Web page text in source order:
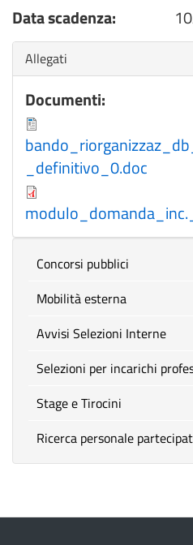
Data scadenza:
Nascondi
Allegati
Documenti:
_definitivo_0.doc
Concorsi pubblici
Mobilità esterna
Avvisi Selezioni Interne
Selezioni per incarichi
Stage e Tirocini
Ricerca personale